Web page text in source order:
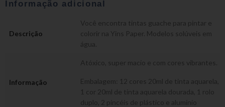
Informação adicional
Descrição
Você encontra tintas guache para pintar e
colorir na Yins Paper. Modelos solúveis em
água.
Informação
Atóxico, super macio e com cores vibrantes.
Embalagem: 12 cores 20ml de tinta aquarela,
1 cor 20ml de tinta aquarela dourada, 1 rolo
duplo, 2 pincéis de plástico e alumínio